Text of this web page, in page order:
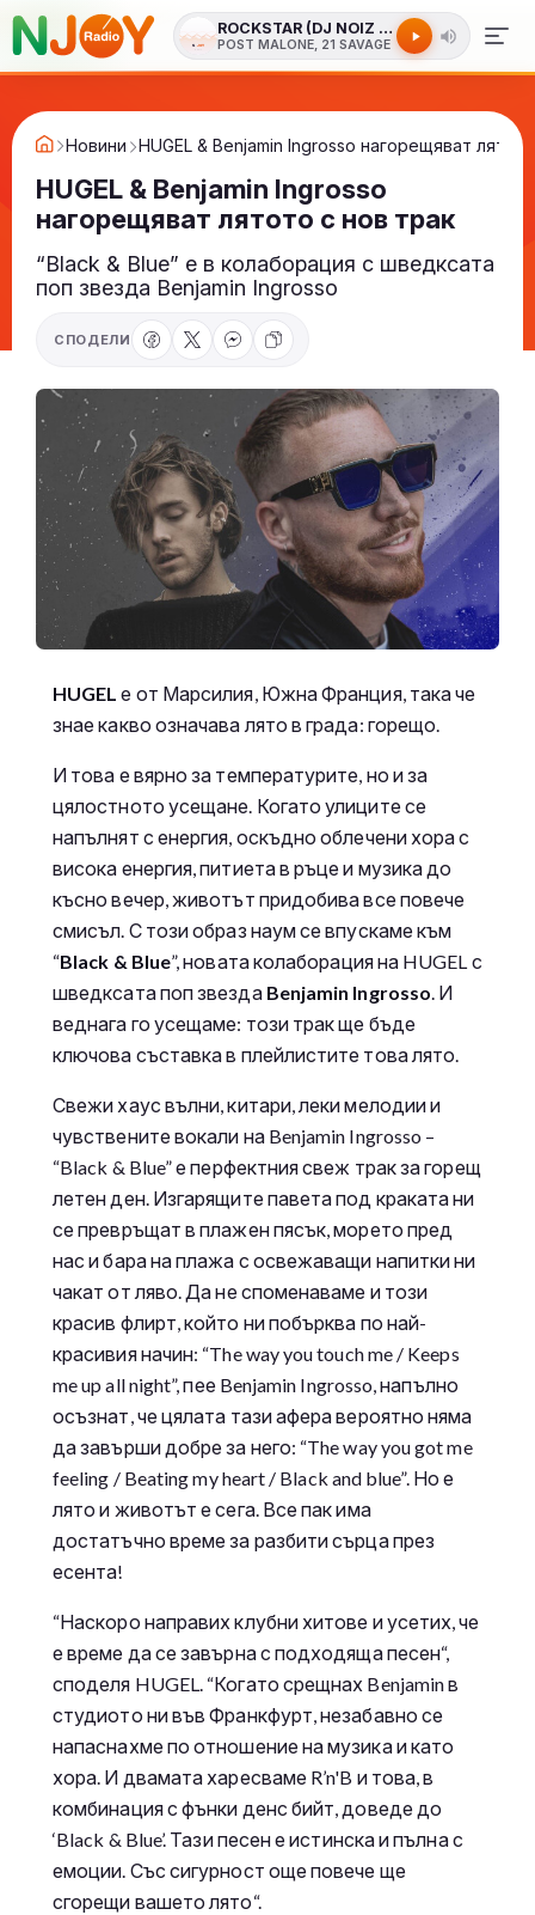
ROCKSTAR (DJ NOIZ RADIO REMIX)
POST MALONE, 21 SAVAGE
Новини HUGEL & Benjamin Ingrosso нагорещяват
HUGEL & Benjamin Ingrosso
нагорещяват лятото с нов трак
“Black & Blue” е в колаборация с шведксата
поп звезда Benjamin Ingrosso
СПОДЕЛИ
HUGEL е от Марсилия, Южна Франция, така че
знае какво означава лято в града: горещо.
И това е вярно за температурите, но и за
цялостното усещане. Когато улиците се
напълнят с енергия, оскъдно облечени хора с
висока енергия, питиета в ръце и музика до
късно вечер, животът придобива все повече
смисъл. С този образ наум се впускаме към
“Black & Blue”, новата колаборация на HUGEL с
шведксата поп звезда Benjamin Ingrosso. И
веднага го усещаме: този трак ще бъде
ключова съставка в плейлистите това лято.
Свежи хаус вълни, китари, леки мелодии и
чувствените вокали на Benjamin Ingrosso –
“Black & Blue” е перфектния свеж трак за горещ
летен ден. Изгарящите павета под краката ни
се превръщат в плажен пясък, морето пред
нас и бара на плажа с освежаващи напитки ни
чакат от ляво. Да не споменаваме и този
красив флирт, който ни побърква по най-
красивия начин: “The way you touch me / Keeps
me up all night”, пее Benjamin Ingrosso, напълно
осъзнат, че цялата тази афера вероятно няма
да завърши добре за него: “The way you got me
feeling / Beating my heart / Black and blue”. Но е
лято и животът е сега. Все пак има
достатъчно време за разбити сърца през
есента!
“Наскоро направих клубни хитове и усетих, че
е време да се завърна с подходяща песен“,
споделя HUGEL. “Когато срещнах Benjamin в
студиото ни във Франкфурт, незабавно се
напаснахме по отношение на музика и като
хора. И двамата харесваме R’n'B и това, в
комбинация с фънки денс бийт, доведе до
‘Black & Blue’. Тази песен е истинска и пълна с
емоции. Със сигурност още повече ще
сгорещи вашето лято“.